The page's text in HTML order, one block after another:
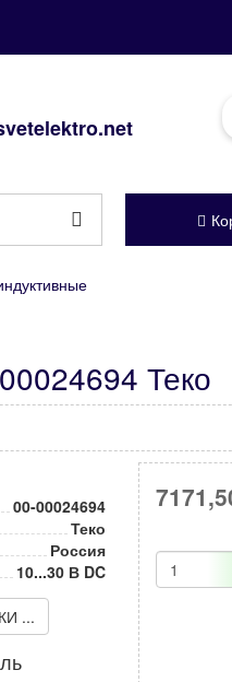
Теко
00-00024694
Теко
Россия
10...30 В DC
...